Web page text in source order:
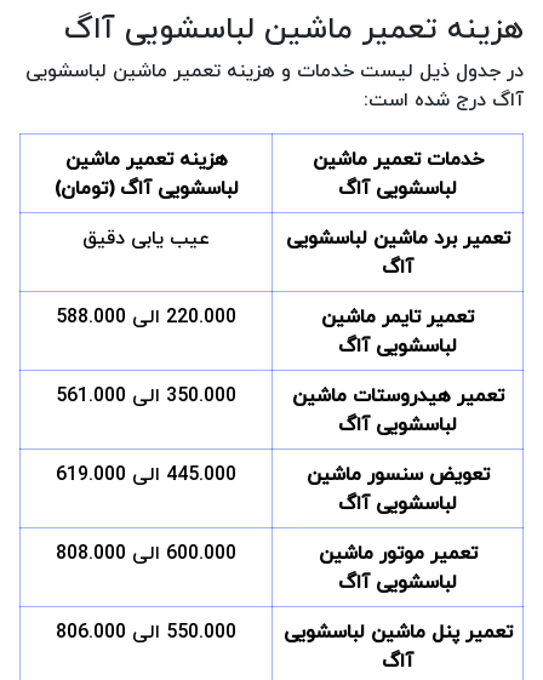
هزینه تعمیر ماشین لباسشویی آاگ
در جدول ذیل لیست خدمات و هزینه تعمیر ماشین لباسشویی
آاگ درج شده است:
خدمات تعمیر ماشین
لباسشویی آاگ
هزینه تعمیر ماشین
لباسشویی آاگ (تومان)
تعمیر برد ماشین لباسشویی
آاگ
عیب یابی دقیق
تعمیر تایمر ماشین
لباسشویی آاگ
220.000 الی 588.000
تعمیر هیدروستات ماشین
لباسشویی آاگ
350.000 الی 561.000
تعویض سنسور ماشین
لباسشویی آاگ
445.000 الی 619.000
تعمیر موتور ماشین
لباسشویی آاگ
600.000 الی 808.000
تعمیر پنل ماشین لباسشویی
آاگ
550.000 الی 806.000